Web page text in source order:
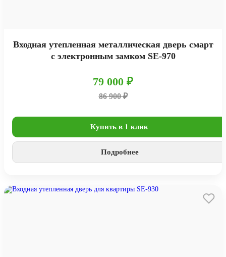
Входная утепленная металлическая дверь смарт
с электронным замком SE-970
79 000 ₽
86 900 ₽
Купить в 1 клик
Подробнее